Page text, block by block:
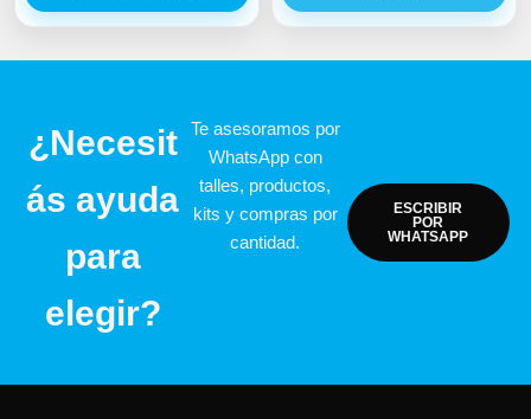
¿Necesit
ás ayuda
para
elegir?
Te asesoramos por
WhatsApp con
talles, productos,
kits y compras por
cantidad.
ESCRIBIR
POR
WHATSAPP